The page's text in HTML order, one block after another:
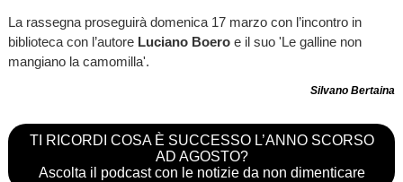
La rassegna proseguirà domenica 17 marzo con l’incontro in
biblioteca con l’autore Luciano Boeroe il suo 'Le galline non
mangiano la camomilla'.
Silvano Bertaina
TI RICORDI COSA È SUCCESSO L’ANNO SCORSO
AD AGOSTO?
Ascolta il podcast con le notizie da non dimenticare